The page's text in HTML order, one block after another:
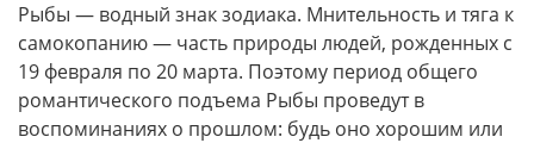
Рыбы — водный знак зодиака. Мнительность и тяга к
самокопанию — часть природы людей, рожденных с
19 февраля по 20 марта. Поэтому период общего
романтического подъема Рыбы проведут в
воспоминаниях о прошлом: будь оно хорошим или